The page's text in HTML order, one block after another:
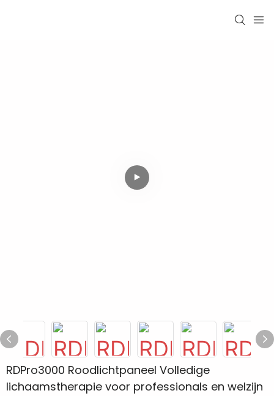
RDPro3000 Roodlichtpaneel Volledige
lichaamstherapie voor professionals en welzijn